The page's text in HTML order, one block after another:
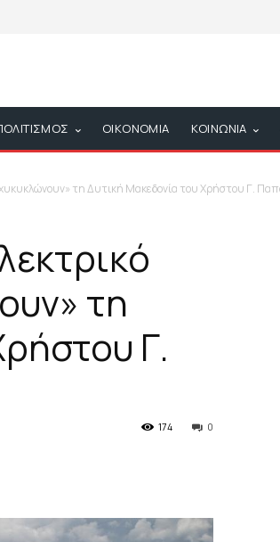
ΟΙΚΟΝΟΜΙΑ ΚΟΙΝΩΝΙΑ
τη Δυτική Μακεδονία του Χρήστου Γ.
τη
Γ.
0
174